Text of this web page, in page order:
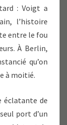
: Voigt a
l’histoire
entre le fou
À Berlin,
qu’on
à moitié.
éclatante de
port d’un